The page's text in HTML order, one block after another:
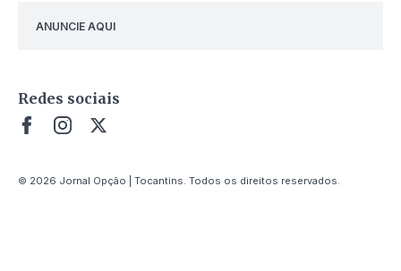
ANUNCIE AQUI
Redes sociais
© 2026 Jornal Opção | Tocantins. Todos os direitos reservados.